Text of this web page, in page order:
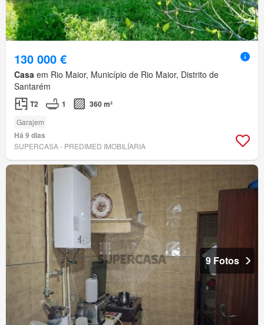
130 000 €
Casa em Rio Maior, Município de Rio Maior, Distrito de
Santarém
T2 1 360 m²
Garajem
Há 9 dias
SUPERCASA - PREDIMED IMOBILÍARIA
9 Fotos